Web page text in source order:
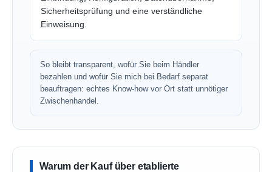
Sicherheitsprüfung und eine verständliche
Einweisung.
So bleibt transparent, wofür Sie beim Händler
bezahlen und wofür Sie mich bei Bedarf separat
beauftragen: echtes Know-how vor Ort statt unnötiger
Zwischenhandel.
Warum der Kauf über etablierte